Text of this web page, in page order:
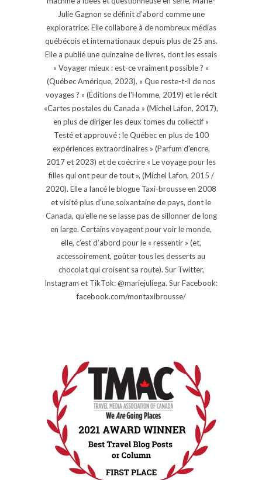
Julie Gagnon se définit d’abord comme une
exploratrice. Elle collabore à de nombreux médias
québécois et internationaux depuis plus de 25 ans.
Elle a publié une quinzaine de livres, dont les essais
« Voyager mieux : est-ce vraiment possible ? »
(Québec Amérique, 2023), « Que reste-t-il de nos
voyages ? » (Éditions de l'Homme, 2019) et le récit
«Cartes postales du Canada » (Michel Lafon, 2017),
en plus de diriger les deux tomes du collectif «
Testé et approuvé : le Québec en plus de 100
expériences extraordinaires » (Parfum d'encre,
2017 et 2023) et de coécrire « Le voyage pour les
filles qui ont peur de tout », (Michel Lafon, 2015 /
2020). Elle a lancé le blogue Taxi-brousse en 2008
et visité plus d'une soixantaine de pays, dont le
Canada, qu'elle ne se lasse pas de sillonner de long
en large. Certains voyagent pour voir le monde,
elle, c’est d’abord pour le « ressentir » (et,
accessoirement, goûter tous les desserts au
chocolat qui croisent sa route). Sur Twitter,
Instagram et TikTok: @mariejuliega. Sur Facebook:
facebook.com/montaxibrousse/